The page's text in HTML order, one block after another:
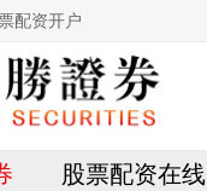
配资开户
股票配资在线